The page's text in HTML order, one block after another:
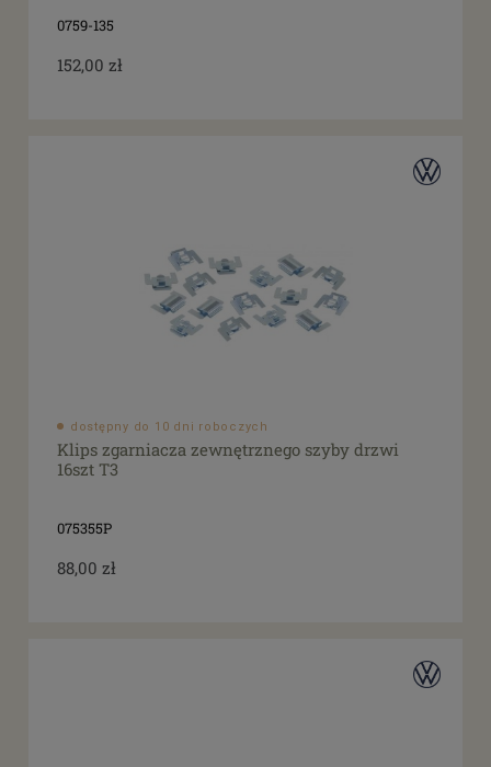
0759-135
152,00 zł
dostępny do 10 dni roboczych
Klips zgarniacza zewnętrznego szyby drzwi
16szt T3
075355P
88,00 zł